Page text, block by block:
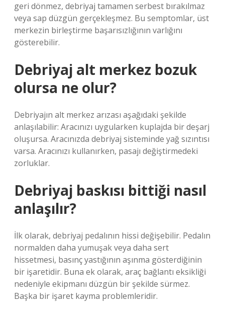
geri dönmez, debriyaj tamamen serbest bırakılmaz
veya sap düzgün gerçekleşmez. Bu semptomlar, üst
merkezin birleştirme başarısızlığının varlığını
gösterebilir.
Debriyaj alt merkez bozuk
olursa ne olur?
Debriyajın alt merkez arızası aşağıdaki şekilde
anlaşılabilir: Aracınızı uygularken kuplajda bir deşarj
oluşursa. Aracınızda debriyaj sisteminde yağ sızıntısı
varsa. Aracınızı kullanırken, pasajı değiştirmedeki
zorluklar.
Debriyaj baskısı bittiği nasıl
anlaşılır?
İlk olarak, debriyaj pedalının hissi değişebilir. Pedalın
normalden daha yumuşak veya daha sert
hissetmesi, basınç yastığının aşınma gösterdiğinin
bir işaretidir. Buna ek olarak, araç bağlantı eksikliği
nedeniyle ekipmanı düzgün bir şekilde sürmez.
Başka bir işaret kayma problemleridir.